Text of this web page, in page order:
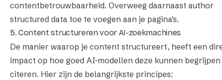
contentbetrouwbaarheid. Overweeg daarnaast author
structured data toe te voegen aan je pagina's.
5. Content structureren voor AI-zoekmachines
De manier waarop je content structureert, heeft een
impact op hoe goed AI-modellen deze kunnen begrijpen
citeren. Hier zijn de belangrijkste principes: